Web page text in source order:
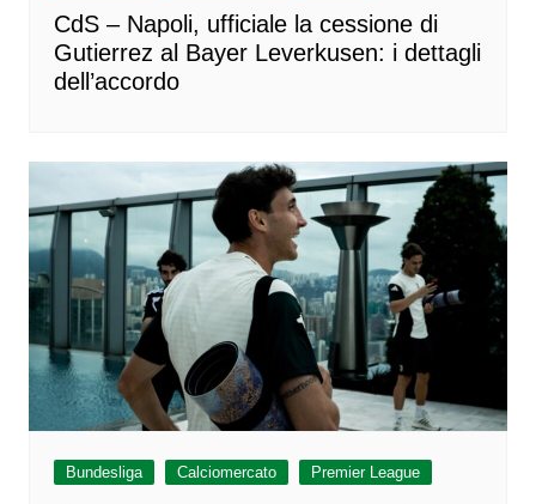
CdS – Napoli, ufficiale la cessione di
Gutierrez al Bayer Leverkusen: i dettagli
dell’accordo
Bundesliga Calciomercato Premier League